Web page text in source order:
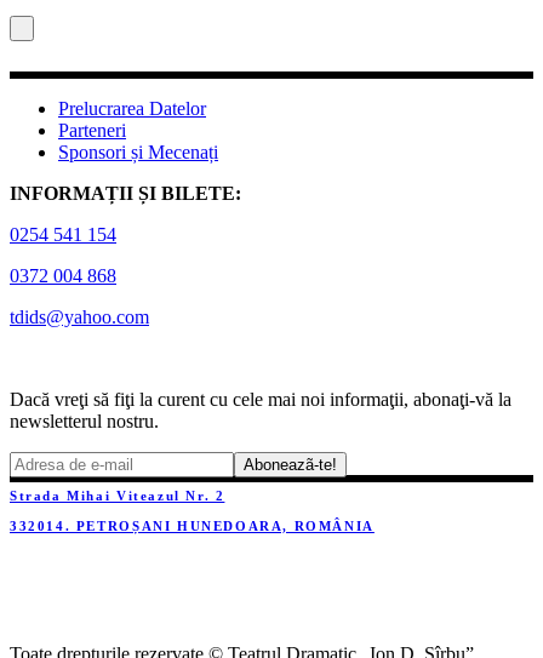
Prelucrarea Datelor
Parteneri
Sponsori și Mecenați
INFORMAȚII ȘI BILETE:
0254 541 154
0372 004 868
tdids@yahoo.com
Dacă vreţi să fiţi la curent cu cele mai noi informaţii, abonaţi-vă la
newsletterul nostru.
Strada Mihai Viteazul Nr. 2
332014. PETROȘANI HUNEDOARA, ROMÂNIA
Toate drepturile rezervate © Teatrul Dramatic „Ion D. Sîrbu”